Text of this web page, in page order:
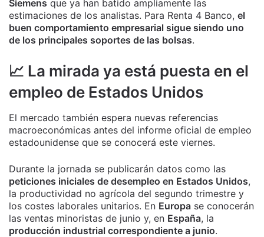
Siemens que ya han batido ampliamente las
estimaciones de los analistas. Para Renta 4 Banco, el
buen comportamiento empresarial sigue siendo uno
de los principales soportes de las bolsas.
📈 La mirada ya está puesta en el
empleo de Estados Unidos
El mercado también espera nuevas referencias
macroeconómicas antes del informe oficial de empleo
estadounidense que se conocerá este viernes.
Durante la jornada se publicarán datos como las
peticiones iniciales de desempleo en Estados Unidos,
la productividad no agrícola del segundo trimestre y
los costes laborales unitarios. En Europa se conocerán
las ventas minoristas de junio y, en España, la
producción industrial correspondiente a junio.